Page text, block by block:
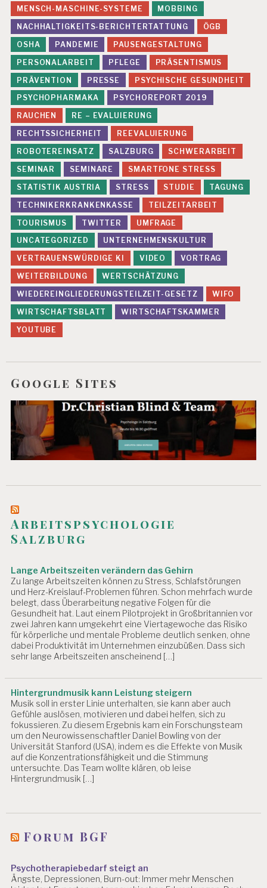
MENSCH-MASCHINE-SYSTEME
MOBBING
NACHHALTIGKEITS-BERICHTERTATTUNG
ÖGB
OSHA
PANDEMIE
PAUSENGESTALTUNG
PERSONALARBEIT
PFLEGE
PRÄSENTISMUS
PRÄVENTION
PRESSE
PSYCHISCHE GESUNDHEIT
PSYCHOPHARMAKA
PSYCHOREPORT 2019
RAUCHEN
RE – EVALUIERUNG
RECHTSSICHERHEIT
REEVALUIERUNG
ROBOTEREINSATZ
SALZBURG
SCHWERARBEIT
SEMINAR
SEMINARE
SMARTFONE STRESS
STATISTIK AUSTRIA
STRESS STUDIE
TAGUNG
TECHNIKERKRANKENKASSE
TEILZEITARBEIT
TOURISMUS
TWITTER
UMFRAGE
UNCATEGORIZED
UNTERNEHMENSKULTUR
VERTRAUENSWÜRDIGE KI
VIDEO
VORTRAG
WEITERBILDUNG
WERTSCHÄTZUNG
WIEDEREINGLIEDERUNGSTEILZEIT-GESETZ
WIFO
WIRTSCHAFTSBLATT
WIRTSCHAFTSKAMMER
YOUTUBE
Google Sites
Arbeitspsychologie
Salzburg
Lange Arbeitszeiten verändern das Gehirn
Zu lange Arbeitszeiten können zu Stress, Schlafstörungen
und Herz-Kreislauf-Problemen führen. Schon mehrfach wurde
belegt, dass Überarbeitung negative Folgen für die
Gesundheit hat. Laut einem Pilotprojekt in Großbritannien vor
zwei Jahren kann umgekehrt eine Viertagewoche das Risiko
für körperliche und mentale Probleme deutlich senken, ohne
dabei Produktivität im Unternehmen einzubüßen. Dass sich
sehr lange Arbeitszeiten anscheinend […]
Hintergrundmusik kann Leistung steigern
Musik soll in erster Linie unterhalten, sie kann aber auch
Gefühle auslösen, motivieren und dabei helfen, sich zu
fokussieren. Zu diesem Ergebnis kam ein Forschungsteam
um den Neurowissenschaftler Daniel Bowling von der
Universität Stanford (USA), indem es die Effekte von Musik
auf die Konzentrationsfähigkeit und die Stimmung
untersuchte. Das Team wollte klären, ob leise
Hintergrundmusik […]
Forum BGF
Psychotherapiebedarf steigt an
Ängste, Depressionen, Burn-out: Immer mehr Menschen